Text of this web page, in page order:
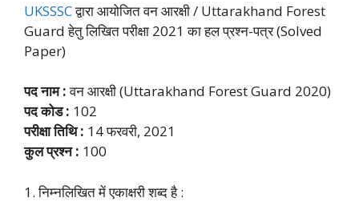
UKSSSCद्वारा आयोजित वन आरक्षी / Uttarakhand Forest
Guard हेतु लिखित परीक्षा 2021 का हल प्रश्न-पत्र (Solved
Paper)
पद नाम :वन आरक्षी (Uttarakhand Forest Guard 2020)
पद कोड : 102
परीक्षा तिथि : 14 फरवरी, 2021
कुल प्रश्न : 100
1. निम्नलिखित में एकाक्षरी शब्द है :